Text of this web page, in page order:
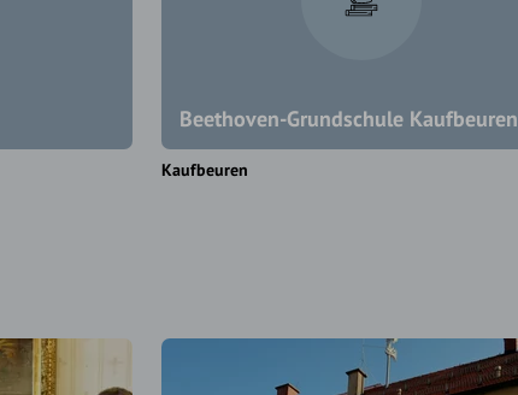
Beethoven-Grundschule Kaufbeuren
Kaufbeuren